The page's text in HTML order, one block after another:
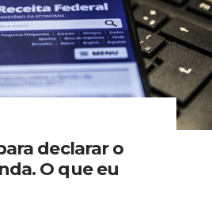
declarar o
O que eu